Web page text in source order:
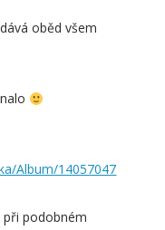
oběd všem
Album/14057047
při podobném